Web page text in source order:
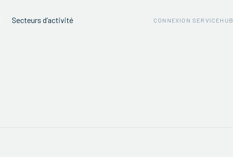
Secteurs d’activité CONNEXION SERVICEHUB